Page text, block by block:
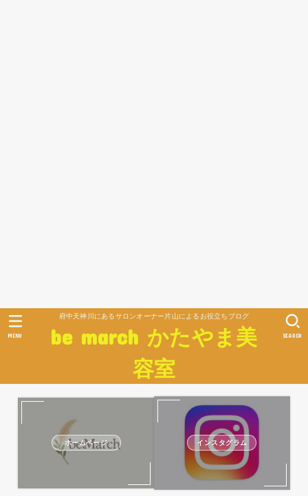
府中天神川にあるサロンオーナー片山によるお役立ちブログ
be march かたやま美
容室
SEARCH
MENU
ホームページ インスタグラム